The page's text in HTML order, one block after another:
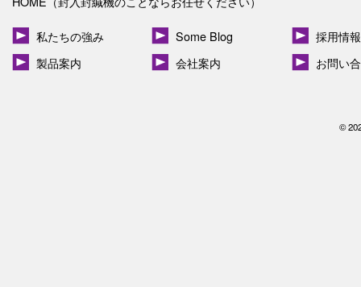
私たちの強み
製品案内
Some Blog
会社案内
採用情報
お問い
©